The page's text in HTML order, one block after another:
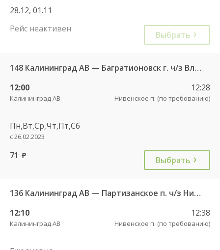
28.12, 01.11
Рейс неактивен
Выбрать
148 Калининград АВ — Багратионовск г. ч/з Владимирово п., Славское п., Долгоруково п.
12:00
Калининград АВ
12:28
Нивенское п. (по требованию)
Пн,Вт,Ср,Чт,Пт,Сб
с 26.02.2023
71 руб. Выбрать
136 Калининград АВ — Партизанское п. ч/з Нивенское п.
12:10
Калининград АВ
12:38
Нивенское п. (по требованию)